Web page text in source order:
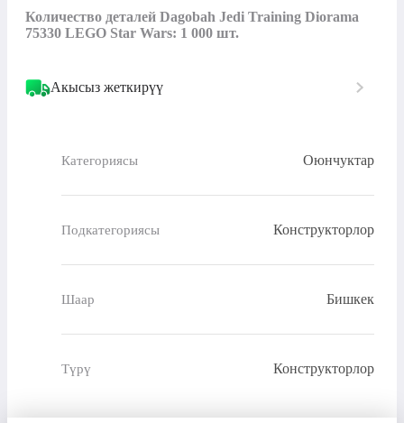
Количество деталей Dagobah Jedi Training Diorama
75330 LEGO Star Wars: 1 000 шт.
Акысыз жеткирүү
Категориясы Оюнчуктар
Подкатегориясы Конструкторлор
Шаар Бишкек
Түрү Конструкторлор